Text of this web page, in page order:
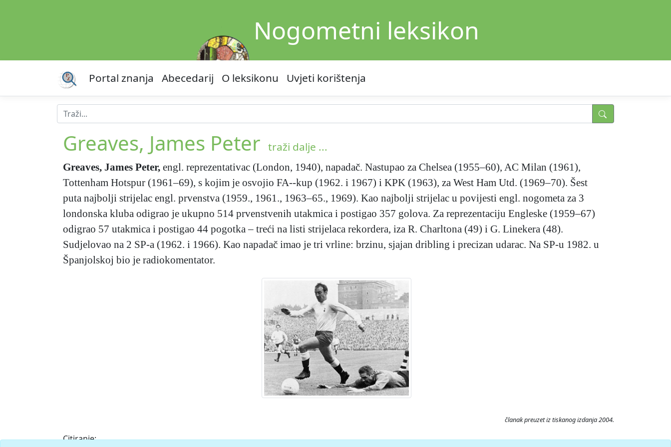
Nogometni leksikon
Portal znanja Abecedarij O leksikonu Uvjeti korištenja
Greaves, James Peter traži dalje ...
Greaves, James Peter, engl. reprezentativac (London, 1940), napadač. Nastupao za Chelsea (1955–60), AC Milan (1961),
Tottenham Hotspur (1961–69), s kojim je osvojio FA--kup (1962. i 1967) i KPK (1963), za West Ham Utd. (1969–70). Šest
puta najbolji strijelac engl. prvenstva (1959., 1961., 1963–65., 1969). Kao najbolji strijelac u povijesti engl. nogometa za 3
londonska kluba odigrao je ukupno 514 prvenstvenih utakmica i postigao 357 golova. Za reprezentaciju Engleske (1959–67)
odigrao 57 utakmica i postigao 44 pogotka – treći na listi strijelaca rekordera, iza R. Charltona (49) i G. Linekera (48).
Sudjelovao na 2 SP-a (1962. i 1966). Kao napadač imao je tri vrline: brzinu, sjajan dribling i precizan udarac. Na SP-u 1982. u
Španjolskoj bio je radiokomentator.
članak preuzet iz tiskanog izdanja 2004.
Citiranje: